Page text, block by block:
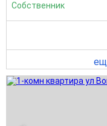
Собственник